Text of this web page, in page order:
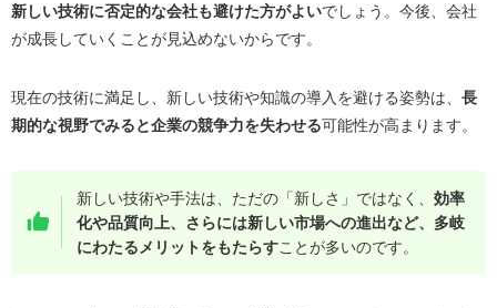
新しい技術に否定的な会社も避けた方がよいでしょう。今後、会社
が成長していくことが見込めないからです。
現在の技術に満足し、新しい技術や知識の導入を避ける姿勢は、 長
期的な視野でみると企業の競争力を失わせる可能性が高まります。
新しい技術や手法は、ただの「新しさ」ではなく、効率
化や品質向上、さらには新しい市場への進出など、多岐
にわたるメリットをもたらすことが多いのです。